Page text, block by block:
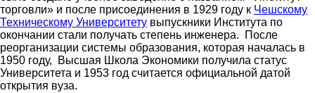
торговли» и после присоединения в 1929 году к Чешскому
Техническому Университету выпускники Института по
окончании стали получать степень инженера. После
реорганизации системы образования, которая началась в
1950 году, Высшая Школа Экономики получила статус
Университета и 1953 год считается официальной датой
открытия вуза.